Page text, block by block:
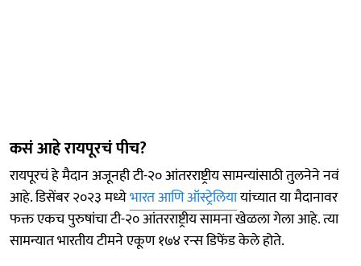
कसं आहे रायपूरचं पीच?
रायपूरचं हे मैदान अजूनही टी-२० आंतरराष्ट्रीय सामन्यांसाठी तुलनेने नवं
आहे. डिसेंबर २०२३ मध्येभारत आणि ऑस्ट्रेलियायांच्यात या मैदानावर
फक्त एकच पुरुषांचा टी-२० आंतरराष्ट्रीय सामना खेळला गेला आहे. त्या
सामन्यात भारतीय टीमने एकूण १७४ रन्स डिफेंड केले होते.